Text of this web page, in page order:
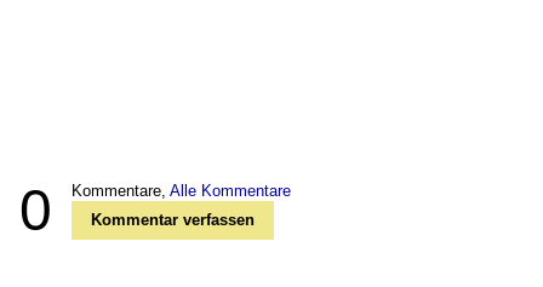
0 Kommentare, Alle Kommentare
Kommentar verfassen